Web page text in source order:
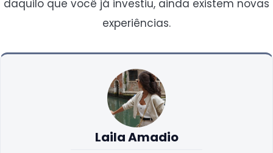
daquilo que você já investiu, ainda existem novas
experiências.
Laila Amadio